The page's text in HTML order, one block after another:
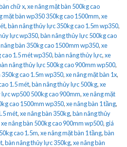
chữ x,xe nâng mặt bàn 500kg cao
mặt bàn wp350 350kg cao 1500mm,xe
,bàn nâng thủy lực 350kg cao 1.5m wp350,
lực wp350,bàn nâng thủy lực 500kg cao
bàn 350kg cao 1500mm wp350,xe
cao 1.5 mét wp350,bàn nâng thủy lực,xe
nâng thủy lực 500kg cao 900mm wp500,
350kg cao 1.5m wp350,xe nâng mặt bàn 1x,
1.5 mét,bàn nâng thủy lực 500kg,xe
lực wp500 500kg cao 900mm,xe nâng mặt
cao 1500mm wp350,xe nâng bàn 1 tầng,
mét,xe nâng bàn 350kg,bàn nâng thủy
xe nâng bàn 500kg cao 900mm wp500, giá
cao 1.5m,xe nâng mặt bàn 1 tầng,bàn
,bàn nâng thủy lực 350kg,xe nâng bàn